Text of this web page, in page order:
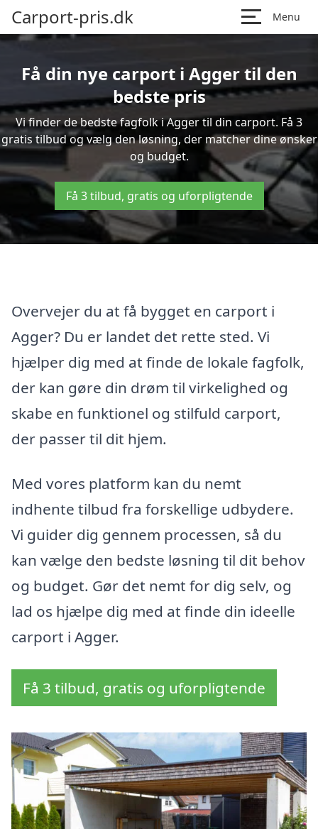
Carport-pris.dk Menu
Få din nye carport i Agger til den
bedste pris
Vi finder de bedste fagfolk i Agger til din carport. Få 3
gratis tilbud og vælg den løsning, der matcher dine ønsker
og budget.
Få 3 tilbud, gratis og uforpligtende
Overvejer du at få bygget en carport i
Agger? Du er landet det rette sted. Vi
hjælper dig med at finde de lokale fagfolk,
der kan gøre din drøm til virkelighed og
skabe en funktionel og stilfuld carport,
der passer til dit hjem.
Med vores platform kan du nemt
indhente tilbud fra forskellige udbydere.
Vi guider dig gennem processen, så du
kan vælge den bedste løsning til dit behov
og budget. Gør det nemt for dig selv, og
lad os hjælpe dig med at finde din ideelle
carport i Agger.
Få 3 tilbud, gratis og uforpligtende